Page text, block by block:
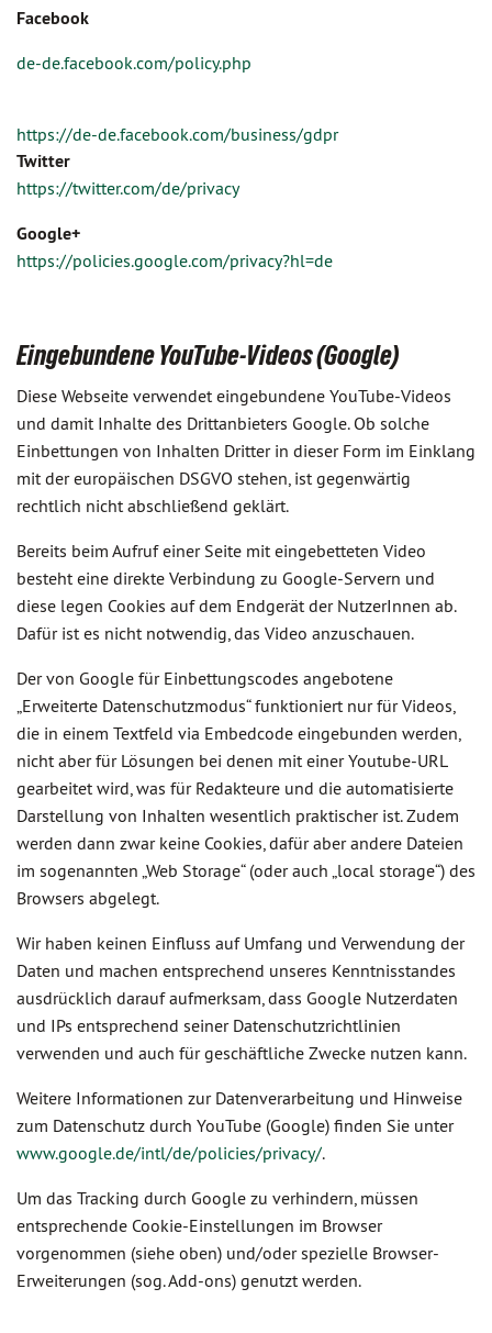
Facebook
de-de.facebook.com/policy.php
https://de-de.facebook.com/business/gdpr
Twitter
https://twitter.com/de/privacy
Google+
https://policies.google.com/privacy?hl=de
Eingebundene YouTube-Videos (Google)
Diese Webseite verwendet eingebundene YouTube-Videos
und damit Inhalte des Drittanbieters Google. Ob solche
Einbettungen von Inhalten Dritter in dieser Form im Einklang
mit der europäischen DSGVO stehen, ist gegenwärtig
rechtlich nicht abschließend geklärt.
Bereits beim Aufruf einer Seite mit eingebetteten Video
besteht eine direkte Verbindung zu Google-Servern und
diese legen Cookies auf dem Endgerät der NutzerInnen ab.
Dafür ist es nicht notwendig, das Video anzuschauen.
Der von Google für Einbettungscodes angebotene
„Erweiterte Datenschutzmodus“ funktioniert nur für Videos,
die in einem Textfeld via Embedcode eingebunden werden,
nicht aber für Lösungen bei denen mit einer Youtube-URL
gearbeitet wird, was für Redakteure und die automatisierte
Darstellung von Inhalten wesentlich praktischer ist. Zudem
werden dann zwar keine Cookies, dafür aber andere Dateien
im sogenannten „Web Storage“ (oder auch „local storage“) des
Browsers abgelegt.
Wir haben keinen Einfluss auf Umfang und Verwendung der
Daten und machen entsprechend unseres Kenntnisstandes
ausdrücklich darauf aufmerksam, dass Google Nutzerdaten
und IPs entsprechend seiner Datenschutzrichtlinien
verwenden und auch für geschäftliche Zwecke nutzen kann.
Weitere Informationen zur Datenverarbeitung und Hinweise
zum Datenschutz durch YouTube (Google) finden Sie unter
www.google.de/intl/de/policies/privacy/.
Um das Tracking durch Google zu verhindern, müssen
entsprechende Cookie-Einstellungen im Browser
vorgenommen (siehe oben) und/oder spezielle Browser-
Erweiterungen (sog. Add-ons) genutzt werden.